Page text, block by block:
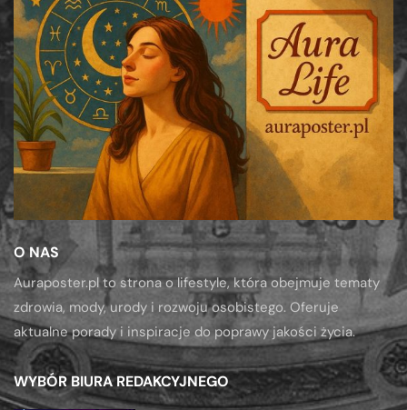
O NAS
Auraposter.pl to strona o lifestyle, która obejmuje tematy
zdrowia, mody, urody i rozwoju osobistego. Oferuje
aktualne porady i inspiracje do poprawy jakości życia.
WYBÓR BIURA REDAKCYJNEGO